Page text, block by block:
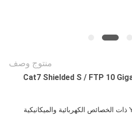
منتوج وصف
Cat7 Shielded S / FTP 10
أسلاك التصحيح YUEXIANKE ذات الخصائص الكهربائية والميكانيكية